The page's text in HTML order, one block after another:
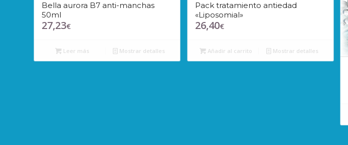
Bella aurora B7 anti-manchas
50ml
27,23€
Leer más Mostrar detalles
Pack tratamiento antiedad
«Liposomial»
26,40€
Añadir al carrito Mostrar detalles